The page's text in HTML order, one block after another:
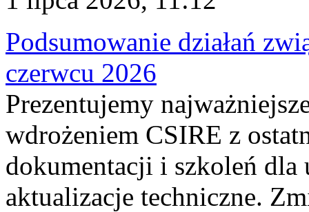
Podsumowanie działań
czerwcu 2026
Prezentujemy
wdrożeniem CSIRE z
dokumentacji i szkoleń
aktualizacje techniczne.